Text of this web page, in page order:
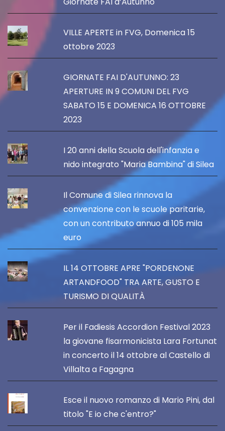
VILLE APERTE in FVG, Domenica 15
ottobre 2023
GIORNATE FAI D'AUTUNNO: 23
APERTURE IN 9 COMUNI DEL FVG
SABATO 15 E DOMENICA 16 OTTOBRE
2023
I 20 anni della Scuola dell'infanzia e
nido integrato "Maria Bambina" di Silea
Il Comune di Silea rinnova la
convenzione con le scuole paritarie,
con un contributo annuo di 105 mila
euro
IL 14 OTTOBRE APRE "PORDENONE
ARTANDFOOD" TRA ARTE, GUSTO E
TURISMO DI QUALITÀ
Per il Fadiesis Accordion Festival 2023
la giovane fisarmonicista Lara Fortunat
in concerto il 14 ottobre al Castello di
Villalta a Fagagna
Esce il nuovo romanzo di Mario Pini, dal
titolo "E io che c'entro?"